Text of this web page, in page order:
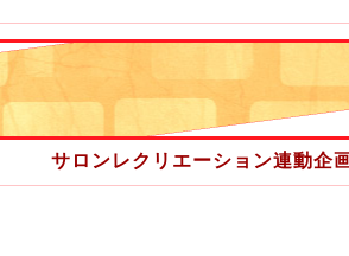
栄養士 兼 生活相談員 末藤
中です。
だけではないのです。
、手のひらにはたくさんのツボがあり、
サロンレクリエーション連動企